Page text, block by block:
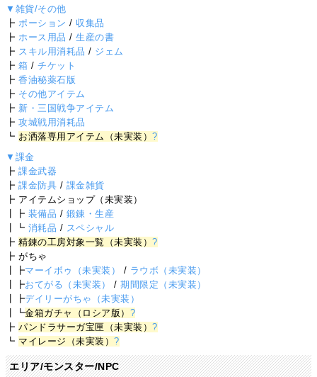
▼雑貨/その他
┣ポーション / 収集品
┣ホース用品 /生産の書
┣ スキル用消耗品 / ジェム
┣箱 /チケット
┣香油秘薬石版
┣ その他アイテム
┣ 新・三国戦争アイテム
┣攻城戦用消耗品
┗ お洒落専用アイテム（未実装）?
▼課金
┣課金武器
┣課金防具 / 課金雑貨
┣ アイテムショップ（未実装）
┃┣ 装備品 / 鍛錬・生産
┃┗ 消耗品 / スペシャル
┣精錬の工房対象一覧（未実装）?
┣ がちゃ
┃┣マーイボゥ（未実装） / ラウボ（未実装）
┃┣おてがる（未実装） /期間限定（未実装）
┃┣デイリーがちゃ（未実装）
┃┗金箱ガチャ（ロシア版） ?
┣パンドラサーガ宝匣（未実装）?
┗ マイレージ（未実装）?
エリア/モンスター/NPC